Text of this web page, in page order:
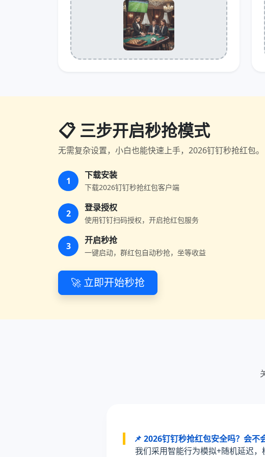
📋 三步开启秒抢模式
无需复杂设置，小白也能快速上手，2026钉钉秒抢红包。
1
下载安装
下载2026钉钉秒抢红包客户端
2
登录授权
使用钉钉扫码授权，开启抢红包服务
3
开启秒抢
一键启动，群红包自动秒抢，坐等收益
🚀 立即开始秒抢
📌 2026钉钉秒抢红包安全吗？会不
我们采用智能行为模拟+随机延迟